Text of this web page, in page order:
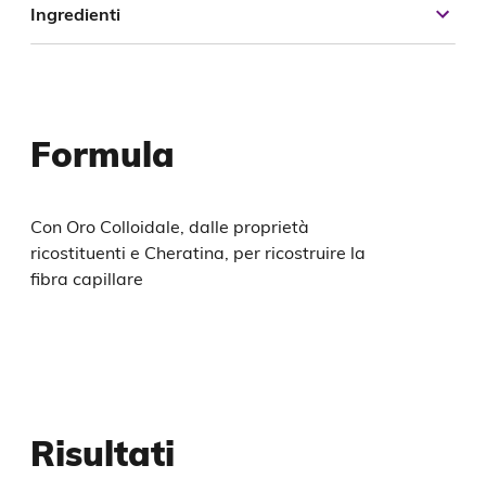
Ingredienti
Formula
Con Oro Colloidale, dalle proprietà
ricostituenti e Cheratina, per ricostruire la
fibra capillare
Risultati